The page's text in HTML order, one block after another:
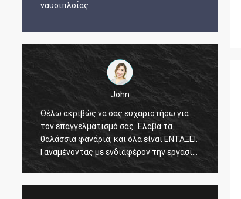
ναυσιπλοΐας
John
Θέλω ακριβώς να σας ευχαριστήσω για
τον επαγγελματισμό σας. Έλαβα τα
θαλάσσια φανάρια, και όλα είναι ΕΝΤΑΞΕΙ.
Ι αναμένοντας με ενδιαφέρον την εργασία
με το σας στο μέλλον.